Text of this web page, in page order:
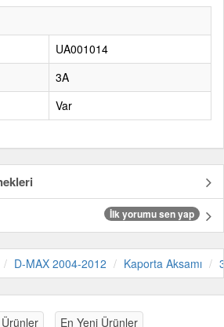
UA001014
3A
Var
İlk yorumu sen yap
D-MAX 2004-2012 Kaporta Aksamı
En Yeni Ürünler